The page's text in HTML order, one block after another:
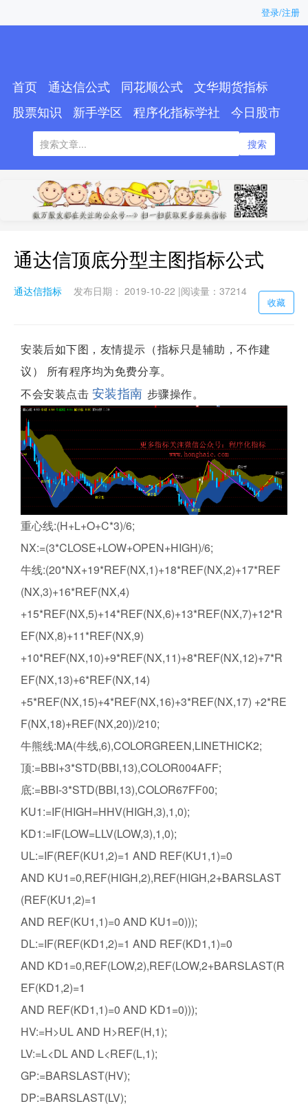
登录/注册
首页 通达信公式 同花顺公式
文华期货指标
股票知识
新手学区 程序化指标学社 今日股市
搜索
通达信顶底分型主图指标公式
通达信指标 发布日期： 2019-10-22 |阅读量：37214
收藏
安装后如下图，友情提示（指标只是辅助，不作建
议） 所有程序均为免费分享。
不会安装点击 安装指南 步骤操作。
重心线:(H+L+O+C*3)/6;
NX:=(3*CLOSE+LOW+OPEN+HIGH)/6;
牛线:(20*NX+19*REF(NX,1)+18*REF(NX,2)+17*REF
(NX,3)+16*REF(NX,4)
+15*REF(NX,5)+14*REF(NX,6)+13*REF(NX,7)+12*R
EF(NX,8)+11*REF(NX,9)
+10*REF(NX,10)+9*REF(NX,11)+8*REF(NX,12)+7*R
EF(NX,13)+6*REF(NX,14)
+5*REF(NX,15)+4*REF(NX,16)+3*REF(NX,17) +2*RE
F(NX,18)+REF(NX,20))/210;
牛熊线:MA(牛线,6),COLORGREEN,LINETHICK2;
顶:=BBI+3*STD(BBI,13),COLOR004AFF;
底:=BBI-3*STD(BBI,13),COLOR67FF00;
KU1:=IF(HIGH=HHV(HIGH,3),1,0);
KD1:=IF(LOW=LLV(LOW,3),1,0);
UL:=IF(REF(KU1,2)=1 AND REF(KU1,1)=0
AND KU1=0,REF(HIGH,2),REF(HIGH,2+BARSLAST
(REF(KU1,2)=1
AND REF(KU1,1)=0 AND KU1=0)));
DL:=IF(REF(KD1,2)=1 AND REF(KD1,1)=0
AND KD1=0,REF(LOW,2),REF(LOW,2+BARSLAST(R
EF(KD1,2)=1
AND REF(KD1,1)=0 AND KD1=0)));
HV:=H>UL AND H>REF(H,1);
LV:=L<DL AND L<REF(L,1);
GP:=BARSLAST(HV);
DP:=BARSLAST(LV);